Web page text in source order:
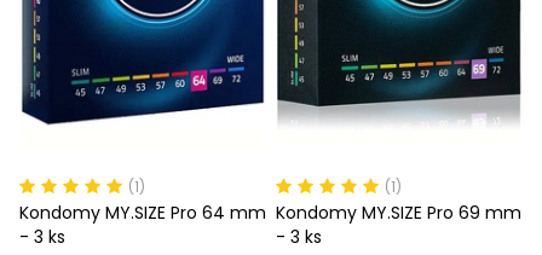
(1)
Kondomy MY.SIZE Pro 64 mm
- 3 ks
(1)
Kondomy MY.SIZE Pro 69 mm
- 3 ks